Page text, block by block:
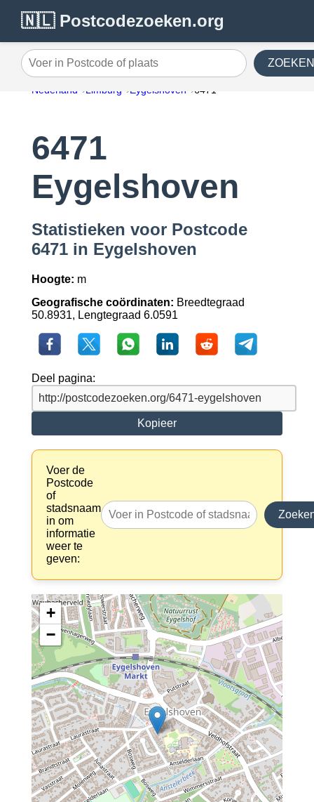
🇳🇱 Postcodezoeken.org
Voer in Postcode of plaats ZOEKEN
Nederland Limburg Eygelshoven 6471
6471
Eygelshoven
Statistieken voor Postcode
6471 in Eygelshoven
Hoogte: m
Geografische coördinaten: Breedtegraad
50.8931, Lengtegraad 6.0591
Deel pagina:
Kopieer
Voer de
Postcode
of
stadsnaam
in om
informatie
weer te
geven:
+
−